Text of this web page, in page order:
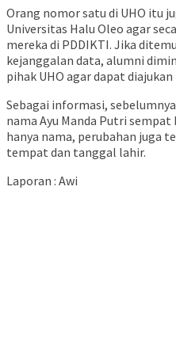
Orang nomor satu di UHO itu
Universitas Halu Oleo agar
mereka di PDDIKTI. Jika
kejanggalan data, alumni
pihak UHO agar dapat
Sebagai informasi,
nama Ayu Manda Putri
hanya nama, perubahan juga
tempat dan tanggal lahir.
Laporan : Awi